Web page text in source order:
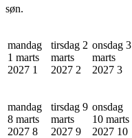
søn.
mandag
1 marts
2027 1
tirsdag 2
marts
2027 2
onsdag 3
marts
2027 3
mandag
8 marts
2027 8
tirsdag 9
marts
2027 9
onsdag
10 marts
2027 10